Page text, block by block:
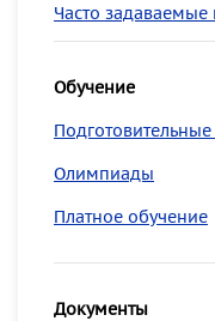
Часто
Обучение
Олимпиады
Платное обучение
Документы